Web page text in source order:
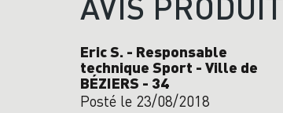
Eric S. - Responsable
technique Sport - Ville de
BÉZIERS - 34
Posté le 23/08/2018